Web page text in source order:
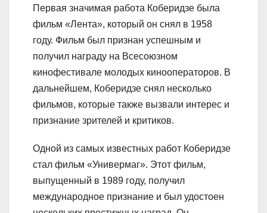
Первая значимая работа Коберидзе была
фильм «Лента», который он снял в 1958
году. Фильм был признан успешным и
получил награду на Всесоюзном
кинофестивале молодых кинооператоров. В
дальнейшем, Коберидзе снял несколько
фильмов, которые также вызвали интерес и
признание зрителей и критиков.
Одной из самых известных работ Коберидзе
стал фильм «Универмаг». Этот фильм,
выпущенный в 1989 году, получил
международное признание и был удостоен